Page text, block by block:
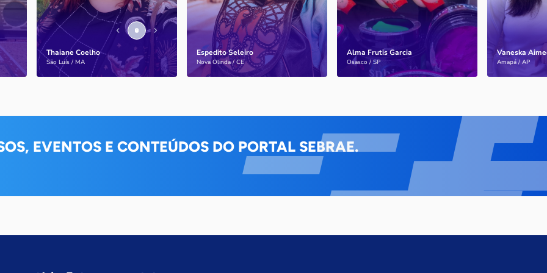
Thaiane Coelho
São Luís / MA
Saiba mais
Espedito Seleiro
Nova Olinda / CE
Saiba mais
Alma Frutis Garcia
Osasco / SP
Saiba mais
Vaneska
Amapá / AP
Saiba mais
EVENTOS E CONTEÚDOS DO PORTAL SEBRAE.